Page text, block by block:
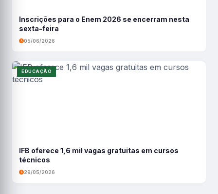
Inscrições para o Enem 2026 se encerram nesta
sexta-feira
05/06/2026
EDUCAÇÃO
IFB oferece 1,6 mil vagas gratuitas em cursos
técnicos
29/05/2026